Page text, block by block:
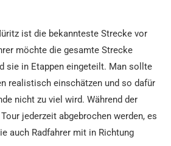
ist die bekannteste Strecke vor
möchte die gesamte Strecke
sie in Etappen eingeteilt. Man sollte
realistisch einschätzen und so dafür
nicht zu viel wird. Während der
jederzeit abgebrochen werden, es
auch Radfahrer mit in Richtung